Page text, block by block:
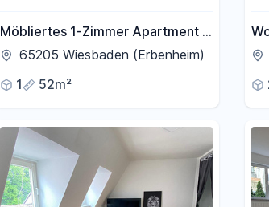
Möbliertes 1-Zimmer Apartment in
Erbenheim, Erstbezug
65205 Wiesbaden (Erbenheim)
1
52m²